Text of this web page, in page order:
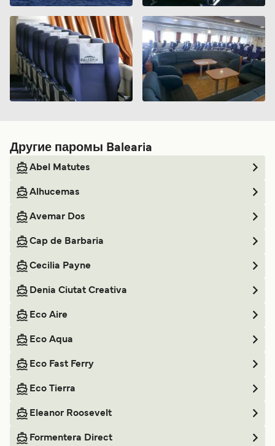
Другие паромы Balearia
Abel Matutes
Alhucemas
Avemar Dos
Cap de Barbaria
Cecilia Payne
Denia Ciutat Creativa
Eco Aire
Eco Aqua
Eco Fast Ferry
Eco Tierra
Eleanor Roosevelt
Formentera Direct